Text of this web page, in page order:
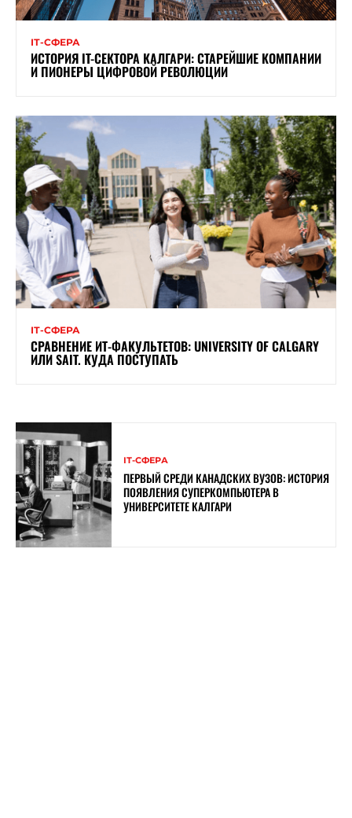
ІТ-СФЕРА
ИСТОРИЯ IT-СЕКТОРА КАЛГАРИ: СТАРЕЙШИЕ КОМПАНИИ
И ПИОНЕРЫ ЦИФРОВОЙ РЕВОЛЮЦИИ
ІТ-СФЕРА
СРАВНЕНИЕ ИТ-ФАКУЛЬТЕТОВ: UNIVERSITY OF CALGARY
ИЛИ SAIT. КУДА ПОСТУПАТЬ
ІТ-СФЕРА
ПЕРВЫЙ СРЕДИ КАНАДСКИХ ВУЗОВ: ИСТОРИЯ
ПОЯВЛЕНИЯ СУПЕРКОМПЬЮТЕРА В
УНИВЕРСИТЕТЕ КАЛГАРИ